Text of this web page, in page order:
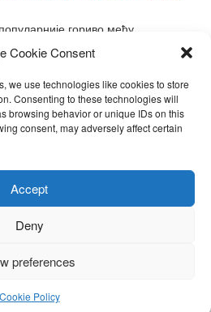
Cookie Consent
we use technologies like cookies to store
Consenting to these technologies will
browsing behavior or unique IDs on this
consent, may adversely affect certain
Accept
Deny
preferences
Cookie Policy
гориво међу
већoj производњи овог ог...
Toggle
Press d.o.o.
zaštićena intelektualna svojina
ili delova bilo kog proizvoda NiraPress